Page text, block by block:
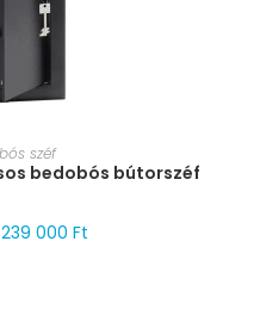
széf
bedobós bútorszéf
239 000 Ft